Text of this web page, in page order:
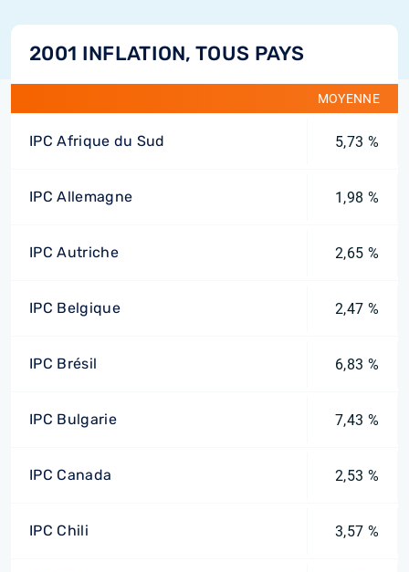
2001 INFLATION, TOUS PAYS
MOYENNE
IPC Afrique du Sud 5,73 %
IPC Allemagne 1,98 %
IPC Autriche 2,65 %
IPC Belgique 2,47 %
IPC Brésil 6,83 %
IPC Bulgarie 7,43 %
IPC Canada 2,53 %
IPC Chili 3,57 %